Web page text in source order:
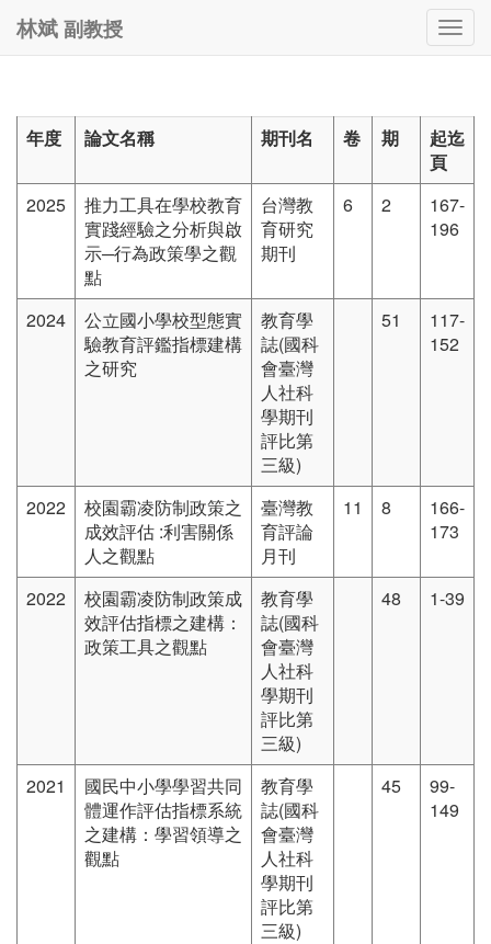
林斌 副教授
年度 論文名稱 期刊名 卷 期
起迄
頁
2025
推力工具在學校教育
實踐經驗之分析與啟
示─行為政策學之觀
點
台灣教
育研究
期刊
6 2
167-
196
2024
公立國小學校型態實
驗教育評鑑指標建構
之研究
教育學
誌(國科
會臺灣
人社科
學期刊
評比第
三級)
51
117-
152
2022
校園霸凌防制政策之
成效評估 :利害關係
人之觀點
臺灣教
育評論
月刊
11 8
166-
173
2022
校園霸凌防制政策成
效評估指標之建構：
政策工具之觀點
教育學
誌(國科
會臺灣
人社科
學期刊
評比第
三級)
48 1-39
2021
國民中小學學習共同
體運作評估指標系統
之建構：學習領導之
觀點
教育學
誌(國科
會臺灣
人社科
學期刊
評比第
三級)
45
99-
149